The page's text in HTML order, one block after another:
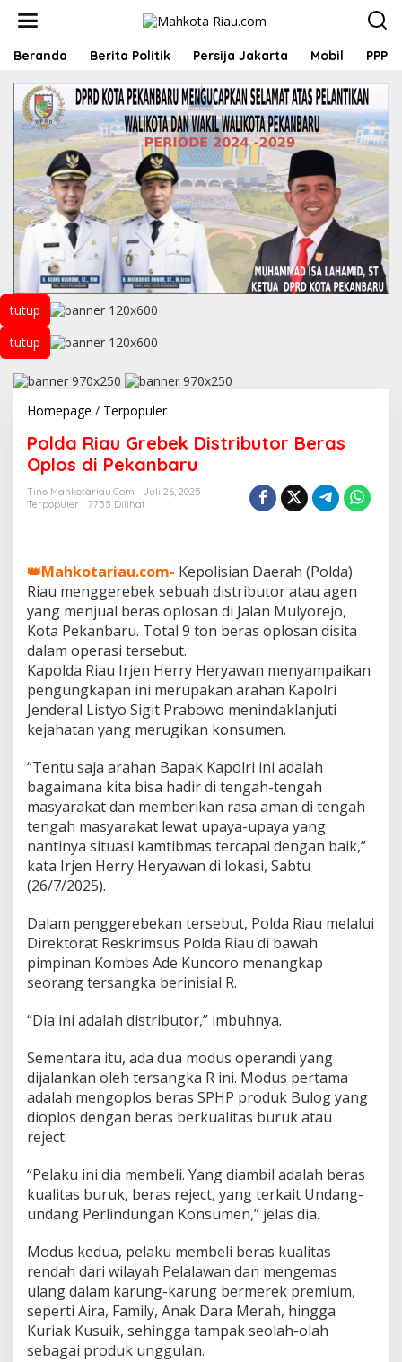
Beranda Berita Politik Persija Jakarta Mobil PPP
tutup
tutup
Homepage / TerpopulerP
l
d
a
R
r
e
b
e
k
D
i
s
t
i
u
t
o
r
B
e
r
p
l
o
s
d
P
k
a
b
a
Polda Riau Grebek Distributor Beras
Oplos di Pekanbaru
Tino Mahkotariau.com
Juli 26, 2025
Terpopuler
7755 Dilihat
👑Mahkotariau.com- Kepolisian Daerah (Polda)
Riau menggerebek sebuah distributor atau agen
yang menjual beras oplosan di Jalan Mulyorejo,
Kota Pekanbaru. Total 9 ton beras oplosan disita
dalam operasi tersebut.
Kapolda Riau Irjen Herry Heryawan menyampaikan
pengungkapan ini merupakan arahan Kapolri
Jenderal Listyo Sigit Prabowo menindaklanjuti
kejahatan yang merugikan konsumen.
“Tentu saja arahan Bapak Kapolri ini adalah
bagaimana kita bisa hadir di tengah-tengah
masyarakat dan memberikan rasa aman di tengah
tengah masyarakat lewat upaya-upaya yang
nantinya situasi kamtibmas tercapai dengan baik,”
kata Irjen Herry Heryawan di lokasi, Sabtu
(26/7/2025).
Dalam penggerebekan tersebut, Polda Riau melalui
Direktorat Reskrimsus Polda Riau di bawah
pimpinan Kombes Ade Kuncoro menangkap
seorang tersangka berinisial R.
“Dia ini adalah distributor,” imbuhnya.
Sementara itu, ada dua modus operandi yang
dijalankan oleh tersangka R ini. Modus pertama
adalah mengoplos beras SPHP produk Bulog yang
dioplos dengan beras berkualitas buruk atau
reject.
“Pelaku ini dia membeli. Yang diambil adalah beras
kualitas buruk, beras reject, yang terkait Undang-
undang Perlindungan Konsumen,” jelas dia.
Modus kedua, pelaku membeli beras kualitas
rendah dari wilayah Pelalawan dan mengemas
ulang dalam karung-karung bermerek premium,
seperti Aira, Family, Anak Dara Merah, hingga
Kuriak Kusuik, sehingga tampak seolah-olah
sebagai produk unggulan.